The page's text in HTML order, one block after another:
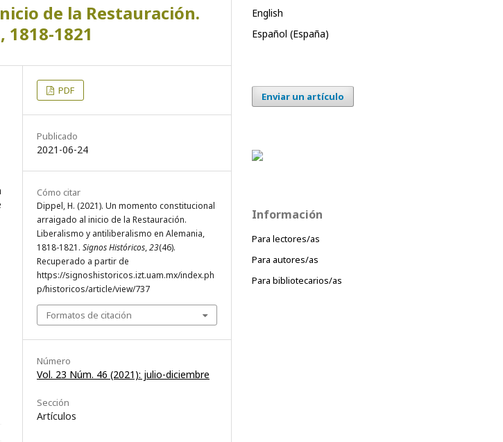
de la Restauración.
1821
PDF
Publicado
2021-06-24
Cómo citar
Dippel, H. (2021). Un momento constitucional
arraigado al inicio de la Restauración.
Liberalismo y antiliberalismo en Alemania,
1818-1821. Signos Históricos,23(46).
Recuperado a partir de
https://signoshistoricos.izt.uam.mx/index.ph
p/historicos/article/view/737
Formatos de citación
Número
Vol. 23 Núm. 46 (2021): julio-diciembre
Sección
Artículos
English
Español (España)
Enviar un artículo
Información
Para lectores/as
Para autores/as
Para bibliotecarios/as